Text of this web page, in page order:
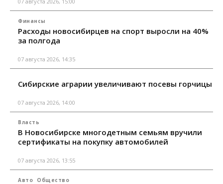
Финансы
Расходы новосибирцев на спорт выросли на 40%
за полгода
07 августа 2026, 14:35
Сибирские аграрии увеличивают посевы горчицы
07 августа 2026, 14:00
Власть
В Новосибирске многодетным семьям вручили
сертификаты на покупку автомобилей
07 августа 2026, 13:55
Авто Общество